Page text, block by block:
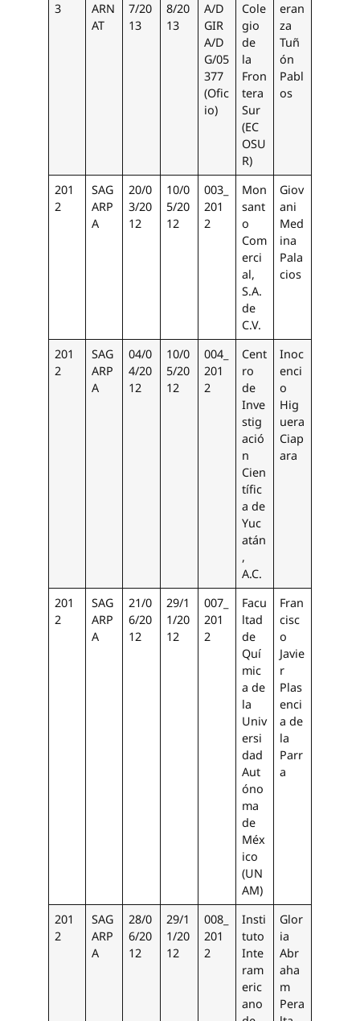
3
ARN
AT
7/20
13
8/20
13
A/D
GIR
A/D
G/05
377
(Ofic
io)
Cole
gio
de
la
Fron
tera
Sur
(EC
OSU
R)
eran
za
Tuñ
ón
Pabl
os
201
2
SAG
ARP
A
20/0
3/20
12
10/0
5/20
12
003_
201
2
Mon
sant
o
Com
erci
al,
S.A.
de
C.V.
Giov
ani
Med
ina
Pala
cios
201
2
SAG
ARP
A
04/0
4/20
12
10/0
5/20
12
004_
201
2
Cent
ro
de
Inve
stig
ació
n
Cien
tífic
a de
Yuc
atán
,
A.C.
Inoc
enci
o
Hig
uera
Ciap
ara
201
2
SAG
ARP
A
21/0
6/20
12
29/1
1/20
12
007_
201
2
Facu
ltad
de
Quí
mic
a de
la
Univ
ersi
dad
Aut
óno
ma
de
Méx
ico
(UN
AM)
Fran
cisc
o
Javie
r
Plas
enci
a de
la
Parr
a
201
2
SAG
ARP
A
28/0
6/20
12
29/1
1/20
12
008_
201
2
Insti
tuto
Inte
ram
eric
ano
Glor
ia
Abr
aha
m
Pera